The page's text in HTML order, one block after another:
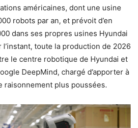
américaines, dont une usine
robots par an, et prévoit d’en
dans ses propres usines Hyundai
l’instant, toute la production de 2026
le centre robotique de Hyundai et
DeepMind, chargé d’apporter à
raisonnement plus poussées.